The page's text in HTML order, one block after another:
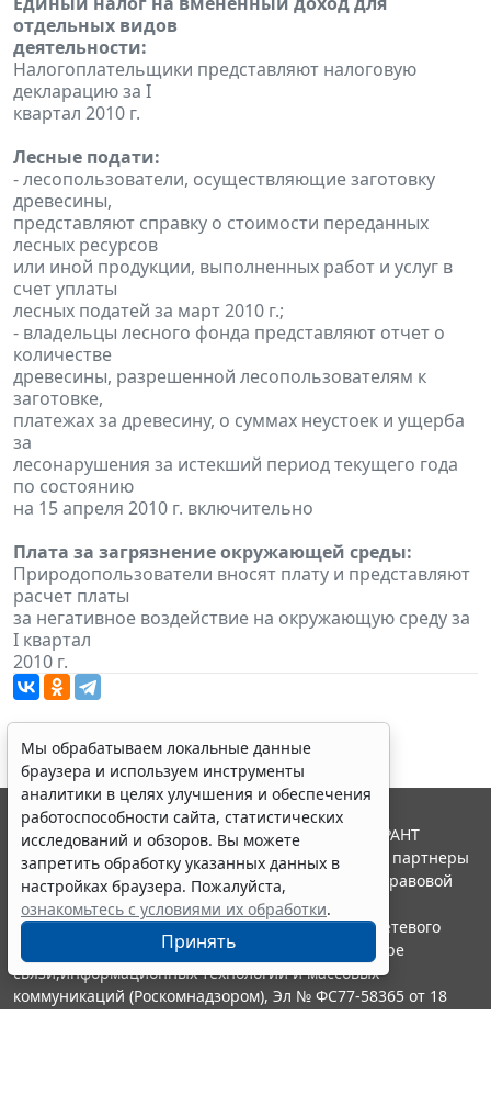
отдельных видов
деятельности:
Налогоплательщики представляют налоговую
декларацию за I
квартал 2010 г.
Лесные подати:
- лесопользователи, осуществляющие заготовку
древесины,
представляют справку о стоимости переданных
лесных ресурсов
или иной продукции, выполненных работ и услуг в
счет уплаты
лесных податей за март 2010 г.;
- владельцы лесного фонда представляют отчет о
количестве
древесины, разрешенной лесопользователям к
заготовке,
платежах за древесину, о суммах неустоек и ущерба
за
лесонарушения за истекший период текущего года
по состоянию
на 15 апреля 2010 г. включительно
Плата за загрязнение окружающей среды:
Природопользователи вносят плату и представляют
расчет платы
за негативное воздействие на окружающую среду за
I квартал
2010 г.
Мы обрабатываем локальные данные
браузера и используем инструменты
аналитики в целях улучшения и обеспечения
работоспособности сайта, статистических
исследований и обзоров. Вы можете
запретить обработку указанных данных в
настройках браузера. Пожалуйста,
ознакомьтесь с условиями их обработки.
Принять
© ООО "НПП "ГАРАНТ-СЕРВИС", 2026. Система ГАРАНТ
выпускается с 1990 года. Компания "Гарант" и ее партнеры
являются участниками Российской ассоциации правовой
информации ГАРАНТ.
Портал ГАРАНТ.РУ зарегистрирован в качестве сетевого
издания Федеральной службой по надзору в сфере
связи,информационных технологий и массовых
коммуникаций (Роскомнадзором), Эл № ФС77-58365 от 18